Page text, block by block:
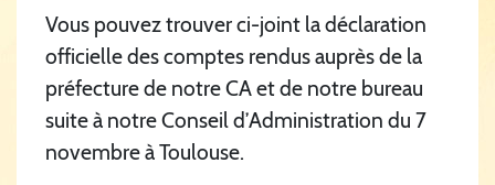
Vous pouvez trouver ci-joint la déclaration
officielle des comptes rendus auprès de la
préfecture de notre CA et de notre bureau
suite à notre Conseil d’Administration du 7
novembre à Toulouse.